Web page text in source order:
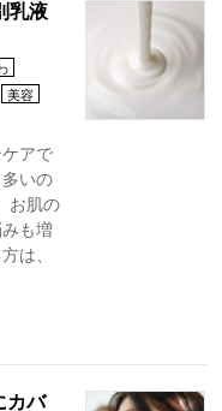
乳液
美容
アで
いの
お肌の
も増
は、
カバ